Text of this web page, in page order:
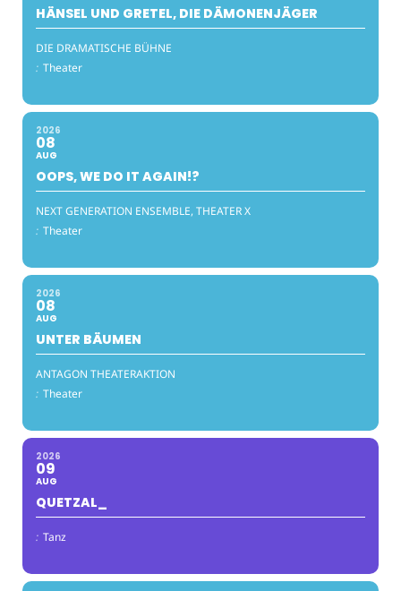
HÄNSEL UND GRETEL, DIE DÄMONENJÄGER
DIE DRAMATISCHE BÜHNE
: Theater
2026
08
AUG
OOPS, WE DO IT AGAIN!?
NEXT GENERATION ENSEMBLE, THEATER X
: Theater
2026
08
AUG
UNTER BÄUMEN
ANTAGON THEATERAKTION
: Theater
2026
09
AUG
QUETZAL_
: Tanz